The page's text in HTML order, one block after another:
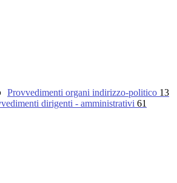
Provvedimenti organi indirizzo-politico 13
dirigenti - amministrativi 61